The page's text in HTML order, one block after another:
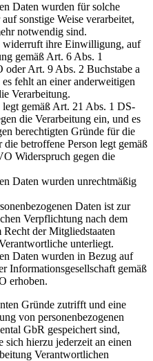
Daten wurden für solche
sonstige Weise verarbeitet,
notwendig sind.
widerruft ihre Einwilligung, auf
gemäß Art. 6 Abs. 1
oder Art. 9 Abs. 2 Buchstabe a
fehlt an einer anderweitigen
Verarbeitung.
gemäß Art. 21 Abs. 1 DS-
die Verarbeitung ein, und es
berechtigten Gründe für die
betroffene Person legt gemäß
Widerspruch gegen die
Daten wurden unrechtmäßig
Daten ist zur
Verpflichtung nach dem
der Mitgliedstaaten
unterliegt.
Daten wurden in Bezug auf
Informationsgesellschaft gemäß
erhoben.
Gründe zutrifft und eine
von personenbezogenen
GbR gespeichert sind,
sich hierzu jederzeit an einen
Verantwortlichen